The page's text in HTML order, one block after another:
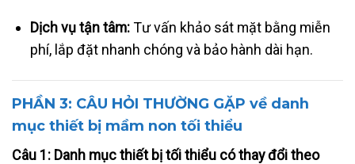
Dịch vụ tận tâm: Tư vấn khảo sát mặt bằng miễn
phí, lắp đặt nhanh chóng và bảo hành dài hạn.
PHẦN 3: CÂU HỎI THƯỜNG GẶP về danh
mục thiết bị mầm non tối thiểu
Câu 1: Danh mục thiết bị tối thiểu có thay đổi theo